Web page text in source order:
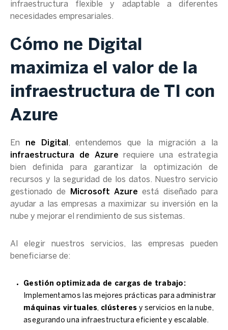
infraestructura flexible y adaptable a diferentes
necesidades empresariales.
Cómo ne Digital
maximiza el valor de la
infraestructura de TI con
Azure
En ne Digital , entendemos que la migración a la
infraestructura de Azure requiere una estrategia
bien definida para garantizar la optimización de
recursos y la seguridad de los datos. Nuestro servicio
gestionado de
Microsoft Azure está diseñado para
ayudar a las empresas a maximizar su inversión en la
nube y mejorar el rendimiento de sus sistemas.
Al elegir nuestros servicios, las empresas pueden
beneficiarse de:
Gestión optimizada de cargas de trabajo:
Implementamos las mejores prácticas para administrar
máquinas virtuales, clústeres y servicios en la nube,
asegurando una infraestructura eficiente y escalable.